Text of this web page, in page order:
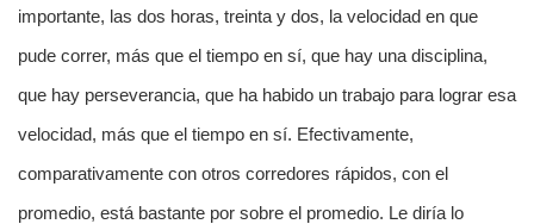
importante, las dos horas, treinta y dos, la velocidad en que
pude correr, más que el tiempo en sí, que hay una disciplina,
que hay perseverancia, que ha habido un trabajo para lograr esa
velocidad, más que el tiempo en sí. Efectivamente,
comparativamente con otros corredores rápidos, con el
promedio, está bastante por sobre el promedio. Le diría lo